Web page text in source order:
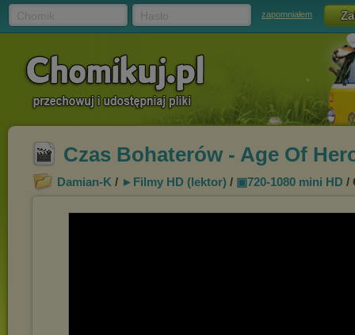
zapomniałem
Czas Bohaterów - Age Of
Damian-K / ►Filmy HD (lektor) / ▣720-1080 mini HD /